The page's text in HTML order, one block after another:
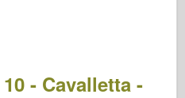
- Cavalletta -